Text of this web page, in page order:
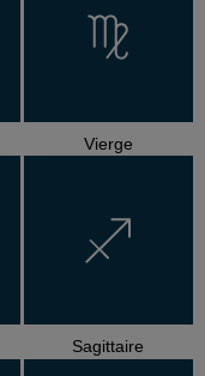
Vierge
Sagittaire